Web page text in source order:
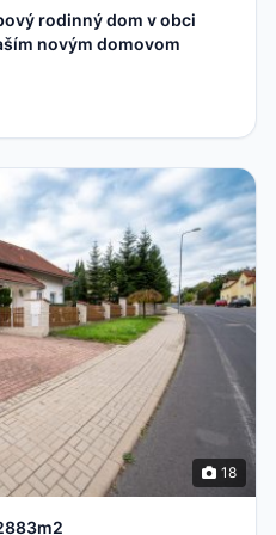
rodinný dom v obci
novým domovom
18